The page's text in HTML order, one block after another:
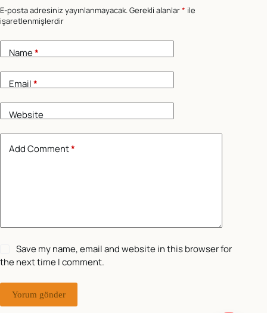
E-posta adresiniz yayınlanmayacak.Gerekli alanlar* ile
işaretlenmişlerdir
Name*
Email*
Website
Add Comment*
Save my name, email and website in this browser for
the next time I comment.
Yorum gönder